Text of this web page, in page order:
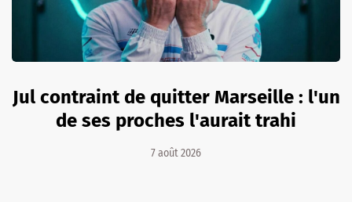
Jul contraint de quitter Marseille : l'un
de ses proches l'aurait trahi
7 août 2026